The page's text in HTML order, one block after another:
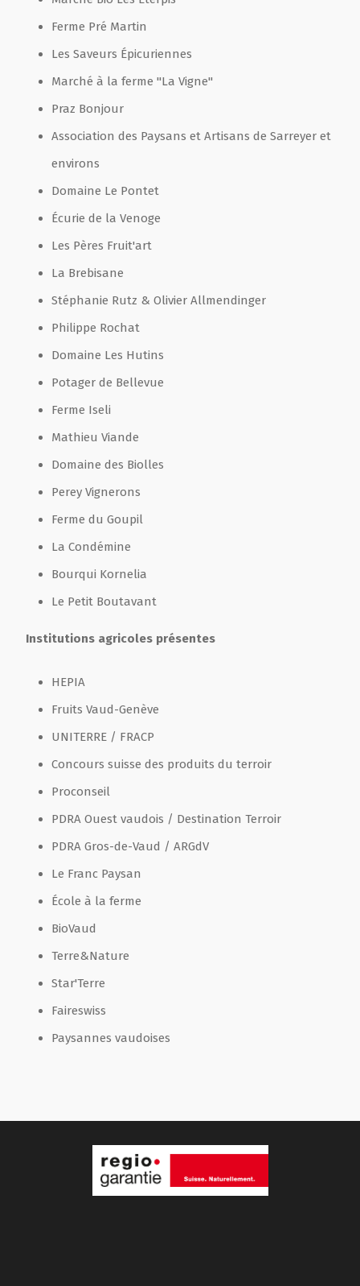
Ferme Pré Martin
Les Saveurs Épicuriennes
Marché à la ferme "La Vigne"
Praz Bonjour
Association des Paysans et Artisans de Sarreyer et
environs
Domaine Le Pontet
Écurie de la Venoge
Les Pères Fruit'art
La Brebisane
Stéphanie Rutz & Olivier Allmendinger
Philippe Rochat
Domaine Les Hutins
Potager de Bellevue
Ferme Iseli
Mathieu Viande
Domaine des Biolles
Perey Vignerons
Ferme du Goupil
La Condémine
Bourqui Kornelia
Le Petit Boutavant
Institutions agricoles présentes
HEPIA
Fruits Vaud-Genève
UNITERRE / FRACP
Concours suisse des produits du terroir
Proconseil
PDRA Ouest vaudois / Destination Terroir
PDRA Gros-de-Vaud / ARGdV
Le Franc Paysan
École à la ferme
BioVaud
Terre&Nature
Star'Terre
Faireswiss
Paysannes vaudoises